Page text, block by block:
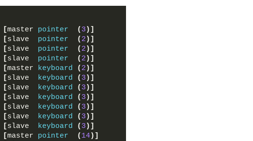
[master pointer ( 3 )]
[slave pointer ( 2 )]
[slave pointer ( 2 )]
[slave pointer ( 2 )]
[master keyboard ( 2 )]
[slave keyboard ( 3 )]
[slave keyboard ( 3 )]
[slave keyboard ( 3 )]
[slave keyboard ( 3 )]
[slave keyboard ( 3 )]
[slave keyboard ( 3 )]
[master pointer ( 14)]